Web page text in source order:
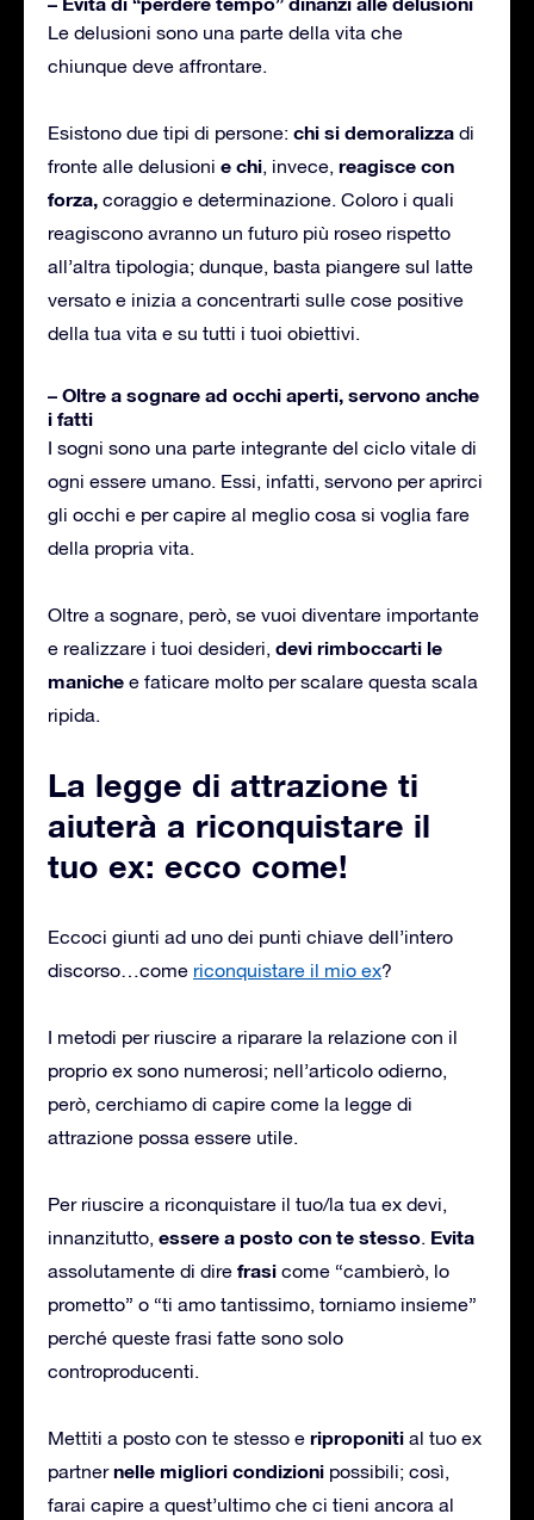
Le delusioni sono una parte della vita che
chiunque deve affrontare.
Esistono due tipi di persone: chi si demoralizza di
fronte alle delusioni e chi, invece, reagisce con
forza, coraggio e determinazione. Coloro i quali
reagiscono avranno un futuro più roseo rispetto
all’altra tipologia; dunque, basta piangere sul latte
versato e inizia a concentrarti sulle cose positive
della tua vita e su tutti i tuoi obiettivi.
– Oltre a sognare ad occhi aperti, servono anche
i fatti
I sogni sono una parte integrante del ciclo vitale di
ogni essere umano. Essi, infatti, servono per aprirci
gli occhi e per capire al meglio cosa si voglia fare
della propria vita.
Oltre a sognare, però, se vuoi diventare importante
e realizzare i tuoi desideri, devi rimboccarti le
maniche e faticare molto per scalare questa scala
ripida.
La legge di attrazione ti
aiuterà a riconquistare il
tuo ex: ecco come!
Eccoci giunti ad uno dei punti chiave dell’intero
discorso…come riconquistare il mio ex?
I metodi per riuscire a riparare la relazione con il
proprio ex sono numerosi; nell’articolo odierno,
però, cerchiamo di capire come la legge di
attrazione possa essere utile.
Per riuscire a riconquistare il tuo/la tua ex devi,
innanzitutto, essere a posto con te stesso. Evita
assolutamente di dire frasi come “cambierò, lo
prometto” o “ti amo tantissimo, torniamo insieme”
perché queste frasi fatte sono solo
controproducenti.
Mettiti a posto con te stesso e riproponiti al tuo ex
partnernelle migliori condizioni possibili; così,
farai capire a quest’ultimo che ci tieni ancora al